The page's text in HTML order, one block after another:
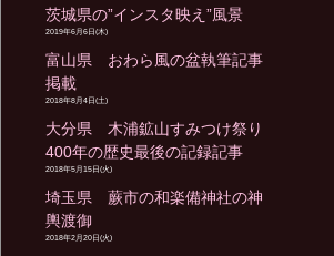
茨城県の”インスタ映え”風景
2019年6月6日(木)
富山県 おわら風の盆執筆記事
掲載
2018年8月4日(土)
大分県 木浦鉱山すみつけ祭り
400年の歴史最後の記録記事
2018年5月15日(火)
埼玉県 蕨市の和楽備神社の神
輿渡御
2018年2月20日(火)